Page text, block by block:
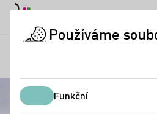
Používáme
Funkční